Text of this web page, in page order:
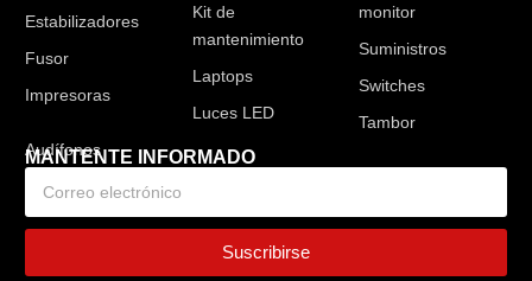
Estabilizadores
Fusor
Impresoras
Kit de
mantenimiento
Laptops
Luces LED
monitor
Suministros
Switches
Tambor
MANTENTE INFORMADO
Suscribirse